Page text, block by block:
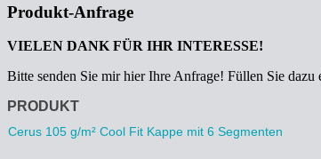
Produkt-Anfrage
VIELEN DANK FÜR IHR INTERESSE!
Bitte senden Sie mir hier Ihre Anfrage! Füllen Sie
Anfrage
PRODUKT